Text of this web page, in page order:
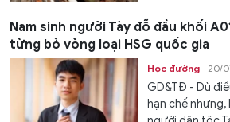
Nam sinh người Tày đỗ đầu khối
từng bỏ vòng loại HSG quốc gia
Học đường 20/
GD&TĐ - Dù
hạn chế